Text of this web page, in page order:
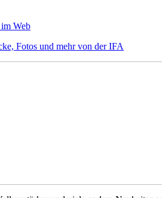
Web
Fotos und mehr von der IFA